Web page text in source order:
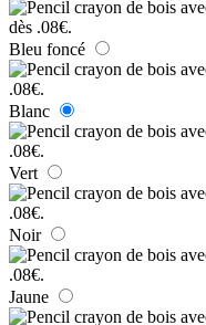
Bleu foncé
Blanc
Vert
Noir
Jaune